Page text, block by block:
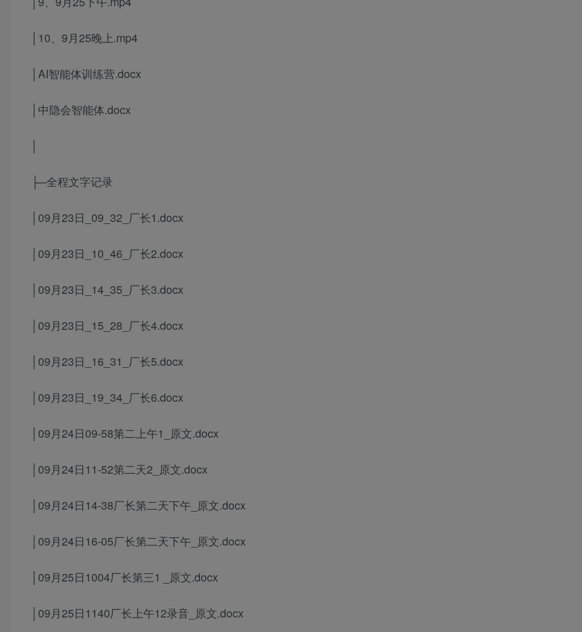
│10、9月25晚上.mp4
│AI智能体训练营.docx
│中隐会智能体.docx
├─全程文字记录
│09月23日_09_32_厂长1.docx
│09月23日_10_46_厂长2.docx
│09月23日_14_35_厂长3.docx
│09月23日_15_28_厂长4.docx
│09月23日_16_31_厂长5.docx
│09月23日_19_34_厂长6.docx
│09月24日09-58第二上午1_原文.docx
│09月24日11-52第二天2_原文.docx
│09月24日14-38厂长第二天下午_原文.docx
│09月24日16-05厂长第二天下午_原文.docx
│09月25日1004厂长第三1 _原文.docx
│09月25日1140厂长上午12录音_原文.docx